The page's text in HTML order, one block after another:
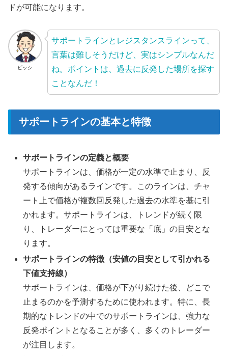
ドが可能になります。
ビッシ
サポートラインとレジスタンスラインって、
言葉は難しそうだけど、実はシンプルなんだ
ね。ポイントは、過去に反発した場所を探す
ことなんだ！
サポートラインの基本と特徴
サポートラインの定義と概要
サポートラインは、価格が一定の水準で止まり、反
発する傾向があるラインです。このラインは、チャ
ート上で価格が複数回反発した過去の水準を基に引
かれます。サポートラインは、トレンドが続く限
り、トレーダーにとっては重要な「底」の目安とな
ります。
サポートラインの特徴（安値の目安として引かれる
下値支持線）
サポートラインは、価格が下がり続けた後、どこで
止まるのかを予測するために使われます。特に、長
期的なトレンドの中でのサポートラインは、強力な
反発ポイントとなることが多く、多くのトレーダー
が注目します。